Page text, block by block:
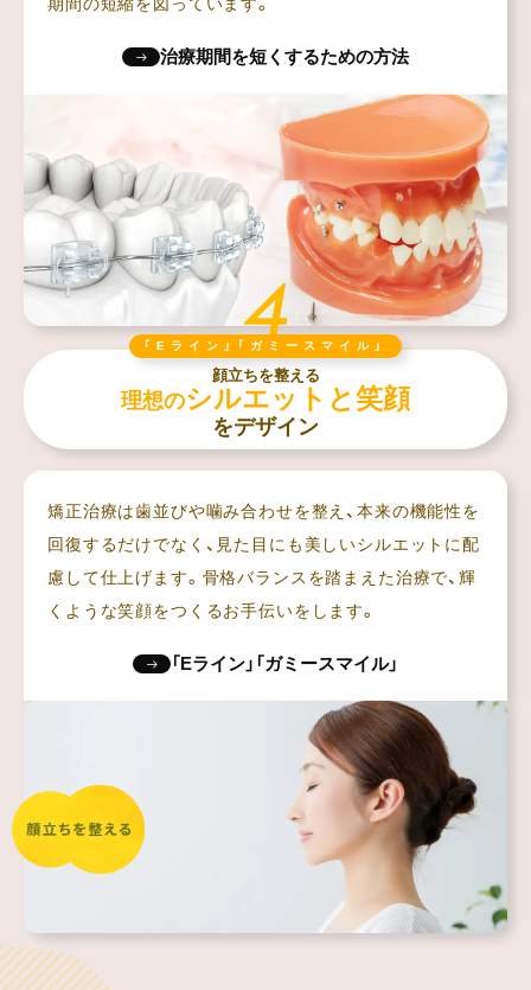
期間の短縮を図っています。
治療期間を短くするための方法
顔立ちを整える
理想のシルエットと笑顔
をデザイン
「Eライン」「ガミースマイル」
矯正治療は歯並びや噛み合わせを整え、本来の機能性を
回復するだけでなく、見た目にも美しいシルエットに配
慮して仕上げます。骨格バランスを踏まえた治療で、輝
くような笑顔をつくるお手伝いをします。
「Eライン」「ガミースマイル」